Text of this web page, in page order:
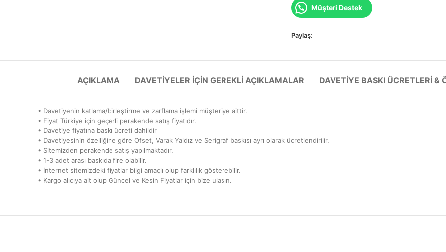
Müşteri Destek
Paylaş:
AÇIKLAMA DAVETIYELER IÇIN GEREKLI AÇIKLAMALAR DAVETIYE BASKI ÜCRETLERI &
• Davetiyenin katlama/birleştirme ve zarflama işlemi müşteriye aittir.
• Fiyat Türkiye için geçerli perakende satış fiyatıdır.
• Davetiye fiyatına baskı ücreti dahildir
• Davetiyesinin özelliğine göre Ofset, Varak Yaldız ve Serigraf baskısı ayrı olarak ücretlendirilir.
• Sitemizden perakende satış yapılmaktadır.
• 1-3 adet arası baskıda fire olabilir.
• İnternet sitemizdeki fiyatlar bilgi amaçlı olup farklılık gösterebilir.
• Kargo alıcıya ait olup Güncel ve Kesin Fiyatlar için bize ulaşın.